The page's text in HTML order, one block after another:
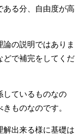
ある分、自由度が高
の説明ではありま
どで補完をしてくだ
しているものなの
ものなのです。
解出来る様に基礎は